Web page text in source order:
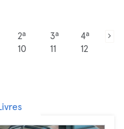
2ª
10
3ª
11
4ª
12